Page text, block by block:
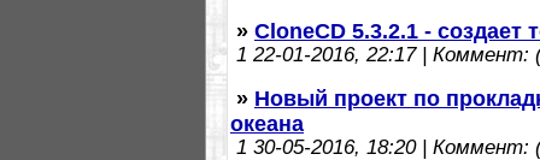
» CloneCD 5.3.2.1 - создает
1 22-01-2016, 22:17 | Коммент:
» Новый проект по
океана
1 30-05-2016, 18:20 | Коммент: